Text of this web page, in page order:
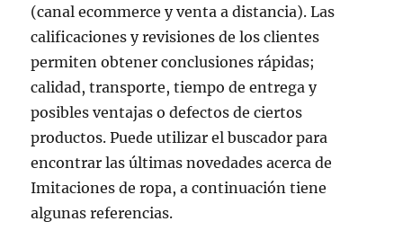
(canal ecommerce y venta a distancia). Las
calificaciones y revisiones de los clientes
permiten obtener conclusiones rápidas;
calidad, transporte, tiempo de entrega y
posibles ventajas o defectos de ciertos
productos. Puede utilizar el buscador para
encontrar las últimas novedades acerca de
Imitaciones de ropa, a continuación tiene
algunas referencias.